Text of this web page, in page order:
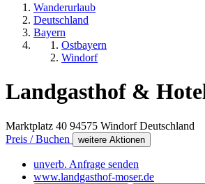
Wanderurlaub
Deutschland
Bayern
Ostbayern
Windorf
Landgasthof &
Marktplatz 40 94575 Windorf Deutschland
Preis / Buchen
weitere Aktionen
unverb. Anfrage senden
www.landgasthof-moser.de